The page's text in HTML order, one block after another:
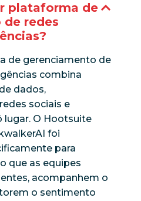
plataforma de
redes
de gerenciamento de
combina
dados,
sociais e
lugar. O Hootsuite
foi
para
que as equipes
acompanhem o
o sentimento